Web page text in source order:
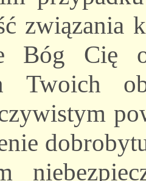
związania
Bóg Cię
Twoich